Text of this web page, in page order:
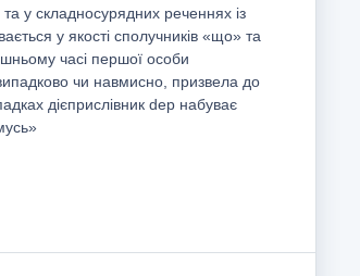
у складносурядних реченнях із
у якості сполучників «що» та
часі першої особи
чи навмисно, призвела до
дієприслівник dep набуває